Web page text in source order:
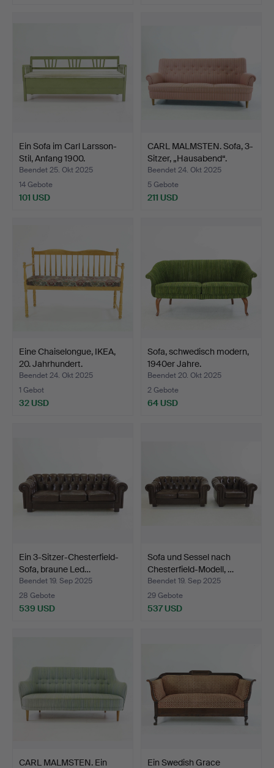
Ein Sofa im Carl Larsson-
Stil, Anfang 1900.
Beendet 25. Okt 2025
14 Gebote
101 USD
CARL MALMSTEN. Sofa, 3-
Sitzer, „Hausabend“.
Beendet 24. Okt 2025
5 Gebote
211 USD
Eine Chaiselongue, IKEA,
20. Jahrhundert.
Beendet 24. Okt 2025
1 Gebot
32 USD
Sofa, schwedisch modern,
1940er Jahre.
Beendet 20. Okt 2025
2 Gebote
64 USD
Ein 3-Sitzer-Chesterfield-
Sofa, braune Led…
Beendet 19. Sep 2025
28 Gebote
539 USD
Sofa und Sessel nach
Chesterfield-Modell, …
Beendet 19. Sep 2025
29 Gebote
537 USD
CARL MALMSTEN. Ein
Ein Swedish Grace